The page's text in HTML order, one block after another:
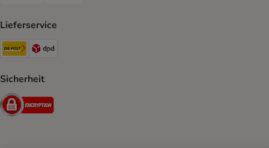
Lieferservice
Die Post Shipping Method
Sicherheit
Security